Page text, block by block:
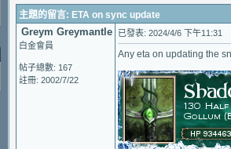
主題的留言: ETA on sync update
Greym Greymantle
白金會員
帖子總數: 167
註冊: 2002/7/22
已發表: 2024/4/6 下午11:31
Any eta on updating the